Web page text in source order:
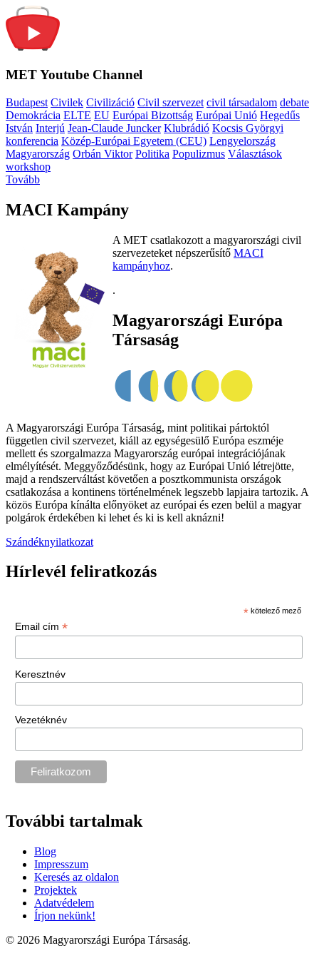
MET Youtube Channel
Budapest Civilek Civilizáció Civil szervezet civil társadalom debate
Demokrácia ELTE EU Európai Bizottság Európai Unió Hegedűs
István Interjú Jean-Claude Juncker Klubrádió Kocsis Györgyi
konferencia Közép-Európai Egyetem (CEU) Lengyelország
Magyarország Orbán Viktor Politika Populizmus Választások
workshop
Tovább
MACI Kampány
A MET csatlakozott a magyarországi civil
szervezeteket népszerűsítő MACI
kampányhoz.
.
Magyarországi Európa
Társaság
A Magyarországi Európa Társaság, mint politikai pártoktól
független civil szervezet, kiáll az egységesülő Európa eszméje
mellett és szorgalmazza Magyarország európai integrációjának
elmélyítését. Meggyőződésünk, hogy az Európai Unió létrejötte,
majd a rendszerváltást követően a posztkommunista országok
csatlakozása a kontinens történelmének legszebb lapjaira tartozik. A
közös Európa kínálta előnyöket az európai és ezen belül a magyar
polgárok érdekében ki lehet és ki is kell aknázni!
Szándéknyilatkozat
Hírlevél feliratkozás
* kötelező mező
Email cím *
Keresztnév
Vezetéknév
További tartalmak
Blog
Impresszum
Keresés az oldalon
Projektek
Adatvédelem
Írjon nekünk!
© 2026 Magyarországi Európa Társaság.